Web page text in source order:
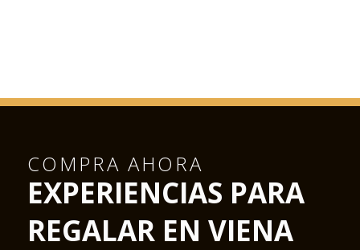
COMPRA AHORA
EXPERIENCIAS PARA
REGALAR EN VIENA